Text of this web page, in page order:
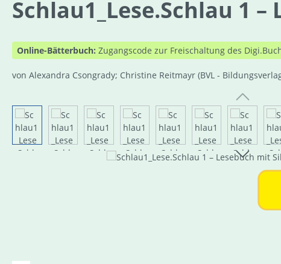
Schlau1_Lese.Schlau 1
Online-Bätterbuch: Zugangscode zur Freischaltung des
von Alexandra Csongrady; Christine Reitmayr (BVL -
Bildergalerie überspringen